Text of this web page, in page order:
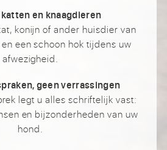
en knaagdieren
konijn of ander huisdier van
een schoon hok tijdens uw
afwezigheid.
geen verrassingen
legt u alles schriftelijk vast:
en bijzonderheden van uw
hond.